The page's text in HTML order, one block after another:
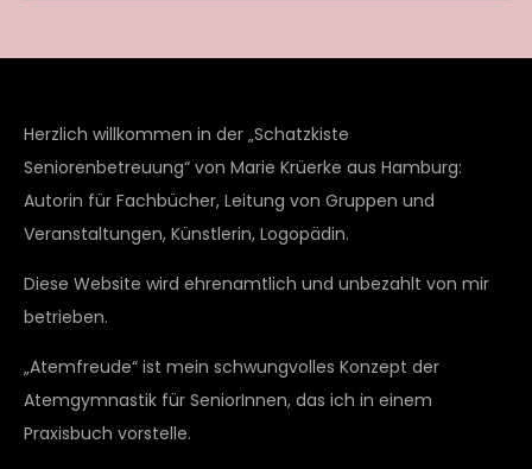
Herzlich willkommen in der „Schatzkiste
Seniorenbetreuung“ von Marie Krüerke aus Hamburg:
Autorin für Fachbücher, Leitung von Gruppen und
Veranstaltungen, Künstlerin, Logopädin.
Diese Website wird ehrenamtlich und unbezahlt von mir
betrieben.
„Atemfreude“ ist mein schwungvolles Konzept der
Atemgymnastik für SeniorInnen, das ich in einem
Praxisbuch vorstelle.